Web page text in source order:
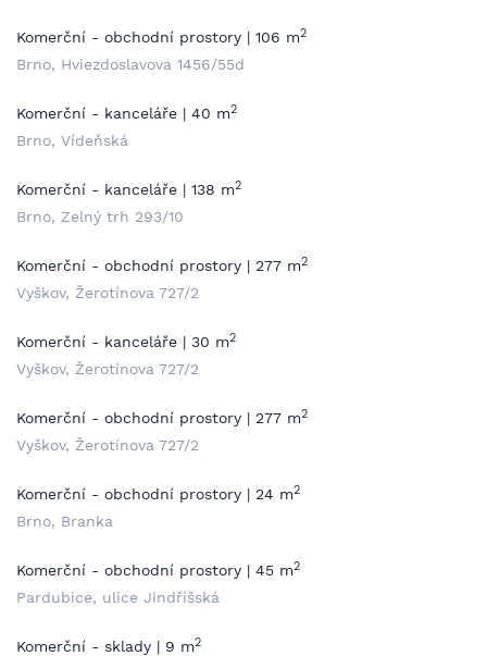
Komerční - obchodní prostory | 106 m2
Brno, Hviezdoslavova 1456/55d
Komerční - kanceláře | 40 m2
Brno, Vídeňská
Komerční - kanceláře | 138 m2
Brno, Zelný trh 293/10
Komerční - obchodní prostory | 277 m2
Vyškov, Žerotínova 727/2
Komerční - kanceláře | 30 m2
Vyškov, Žerotínova 727/2
Komerční - obchodní prostory | 277 m2
Vyškov, Žerotínova 727/2
Komerční - obchodní prostory | 24 m2
Brno, Branka
Komerční - obchodní prostory | 45 m2
Pardubice, ulice Jindřišská
Komerční - sklady | 9 m2